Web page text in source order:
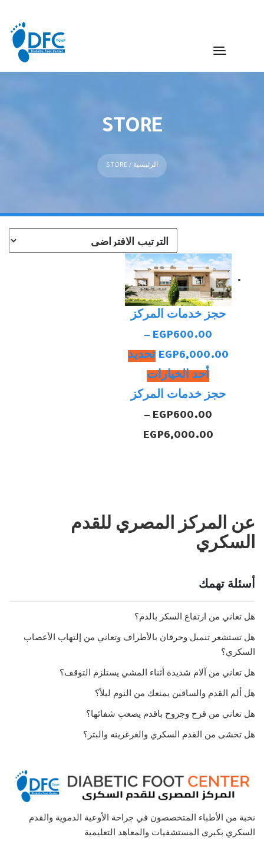
STORE
الرئيسية / STORE
حجز خدمات المركز
EGP600.00
–
EGP6,000.00
نطاق
السعر:
من
خلال
تحديد
أحد الخياراتهناك
العديد
من
الأشكال
اختيار
المنتج
حجز خدمات المركز
EGP600.00
–
EGP6,000.00
عن المركز المصري للقدم
السكري
أسئلة تهمك
هل تعاني من ارتفاع السكر بالدم؟
هل تستشعر تنميل وحرقان بالأطراف وتعاني من إلتهاب الأعصاب
السكري؟
هل تعاني من آلام شديدة أثناء المشي يستلزم التوقف؟
هل ألم القدم والساقين يمنعك من النوم ليلاً؟
هل تعاني من قرح وجروح باقدم يصعب شفائها؟
هل تخشى من القدم السكري والغرغرينه والبتر؟
نخبة من الأطباء المتخصصون في جراحة الأوعية الدموية والقدم
السكري بكبرى المستشفيات والمعاهد التعليمية